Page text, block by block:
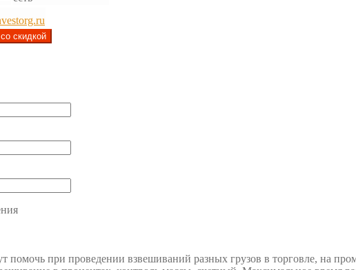
скидкой
при проведении взвешиваний разных грузов в торговле, на